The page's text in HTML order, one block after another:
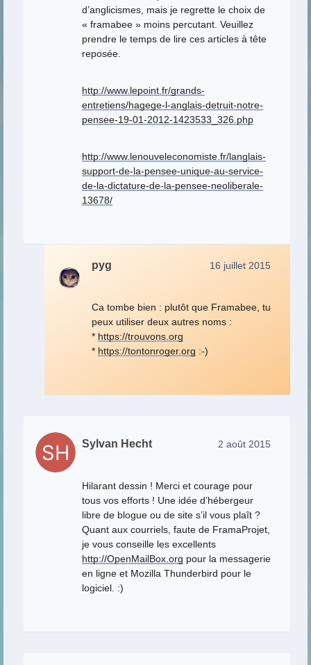
d’anglicismes, mais je regrette le choix de
« framabee » moins percutant. Veuillez
prendre le temps de lire ces articles à tête
reposée.
http://www.lepoint.fr/grands-
entretiens/hagege-l-anglais-detruit-notre-
pensee-19-01-2012-1423533_326.php
http://www.lenouveleconomiste.fr/langlais-
support-de-la-pensee-unique-au-service-
de-la-dictature-de-la-pensee-neoliberale-
13678/
pyg 16 juillet 2015
Ca tombe bien : plutôt que Framabee, tu
peux utiliser deux autres noms :
* https://trouvons.org
* https://tontonroger.org :-)
Sylvan Hecht 2 août 2015
Hilarant dessin ! Merci et courage pour
tous vos efforts ! Une idée d’hébergeur
libre de blogue ou de site s’il vous plaît ?
Quant aux courriels, faute de FramaProjet,
je vous conseille les excellents
http://OpenMailBox.org pour la messagerie
en ligne et Mozilla Thunderbird pour le
logiciel. :)